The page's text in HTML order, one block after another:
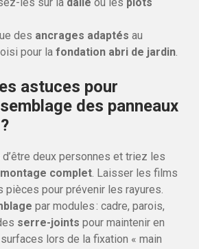
des ancrages adaptés au
pour la fondation abri de jardin.
astuces pour
des panneaux
deux personnes et triez les
montage complet. Laisser les films
pièces pour prévenir les rayures.
par modules : cadre, parois,
serre-joints pour maintenir en
lors de la fixation « main